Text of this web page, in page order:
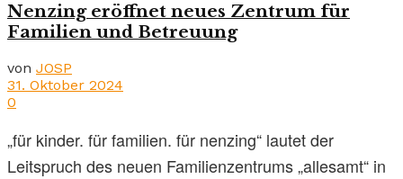
Nenzing eröffnet neues Zentrum für
Familien und Betreuung
von JOSP
31. Oktober 2024
0
„für kinder. für familien. für nenzing“ lautet der
Leitspruch des neuen Familienzentrums „allesamt“ in